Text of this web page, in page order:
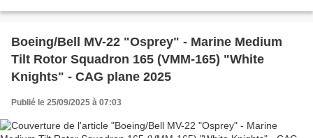
Boeing/Bell MV-22 "Osprey" - Marine Medium
Tilt Rotor Squadron 165 (VMM-165) "White
Knights" - CAG plane 2025
Publié le 25/09/2025 à 07:03